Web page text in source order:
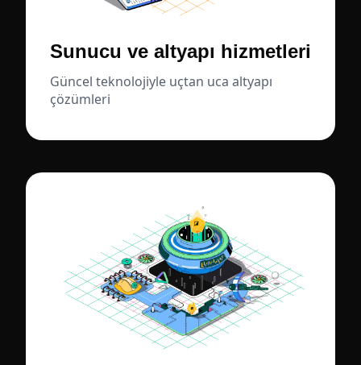
Sunucu ve altyapı hizmetleri
Güncel teknolojiyle uçtan uca altyapı
çözümleri